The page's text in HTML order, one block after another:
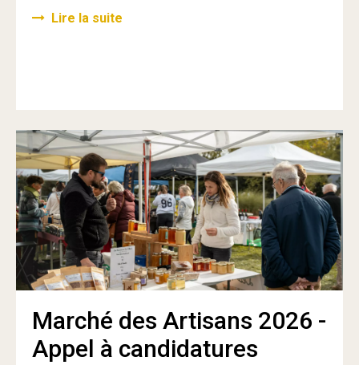
Lire la suite
Marché des Artisans 2026 -
Appel à candidatures